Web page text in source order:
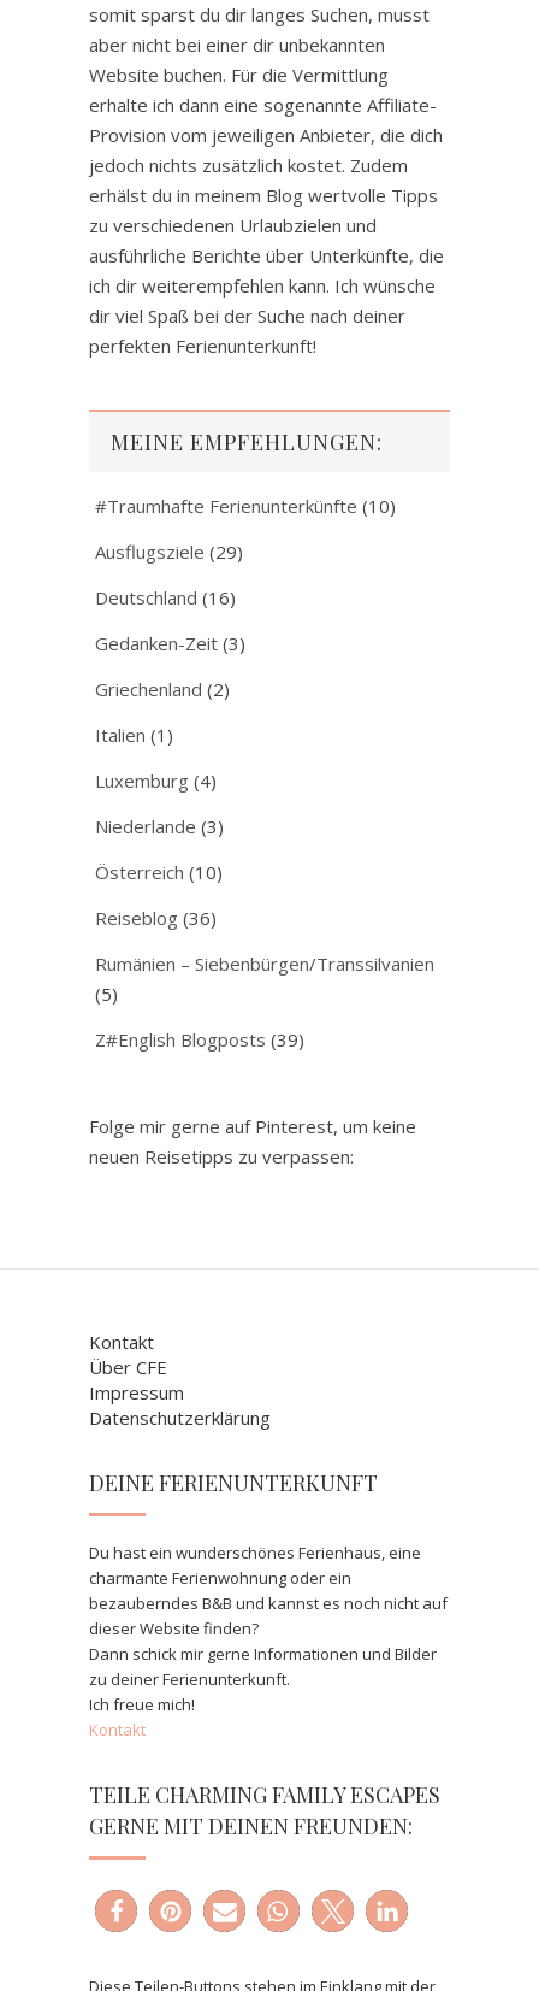
somit sparst du dir langes Suchen, musst
aber nicht bei einer dir unbekannten
Website buchen. Für die Vermittlung
erhalte ich dann eine sogenannte Affiliate-
Provision vom jeweiligen Anbieter, die dich
jedoch nichts zusätzlich kostet. Zudem
erhälst du in meinem Blog wertvolle Tipps
zu verschiedenen Urlaubzielen und
ausführliche Berichte über Unterkünfte, die
ich dir weiterempfehlen kann. Ich wünsche
dir viel Spaß bei der Suche nach deiner
perfekten Ferienunterkunft!
MEINE EMPFEHLUNGEN:
#Traumhafte Ferienunterkünfte (10)
Ausflugsziele (29)
Deutschland (16)
Gedanken-Zeit (3)
Griechenland (2)
Italien (1)
Luxemburg (4)
Niederlande (3)
Österreich (10)
Reiseblog (36)
Rumänien – Siebenbürgen/Transsilvanien
(5)
Z#English Blogposts (39)
Folge mir gerne auf Pinterest, um keine
neuen Reisetipps zu verpassen:
Kontakt
Über CFE
Impressum
Datenschutzerklärung
DEINE FERIENUNTERKUNFT
Du hast ein wunderschönes Ferienhaus, eine
charmante Ferienwohnung oder ein
bezauberndes B&B und kannst es noch nicht auf
dieser Website finden?
Dann schick mir gerne Informationen und Bilder
zu deiner Ferienunterkunft.
Ich freue mich!
Kontakt
TEILE CHARMING FAMILY ESCAPES
GERNE MIT DEINEN FREUNDEN:
Diese Teilen-Buttons stehen im Einklang mit der